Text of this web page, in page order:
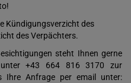
Kündigungsverzicht des
des Verpächters.
steht Ihnen gerne
unter +43 664 816 3170 zur
Ihre Anfrage per email unter: